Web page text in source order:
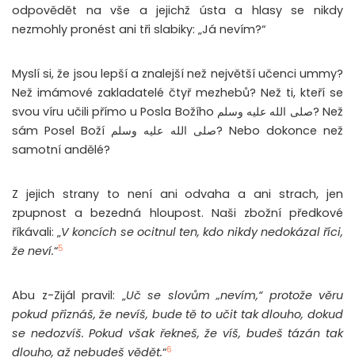
odpovědět na vše a jejichž ústa a hlasy se nikdy
nezmohly pronést ani tři slabiky: „Já nevím?“
Myslí si, že jsou lepší a znalejší než největší učenci ummy?
Než imámové zakladatelé čtyř mezhebů? Než ti, kteří se
svou víru učili přímo u Posla Božího صلى الله عليه وسلم? Než
sám Posel Boží صلى الله عليه وسلم? Nebo dokonce než
samotní andělé?
Z jejich strany to není ani odvaha a ani strach, jen
zpupnost a bezedná hloupost. Naši zbožní předkové
říkávali: „V koncích se ocitnul ten, kdo nikdy nedokázal říci,
že neví.“5
Abu z-Zijál pravil: „Uč se slovům „nevím,“ protože věru
pokud přiznáš, že nevíš, bude tě to učit tak dlouho, dokud
se nedozvíš. Pokud však řekneš, že víš, budeš tázán tak
dlouho, až nebudeš vědět.“6